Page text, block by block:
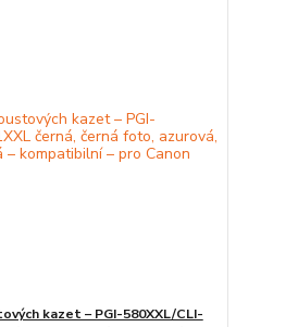
kazet – PGI-580XXL/CLI-